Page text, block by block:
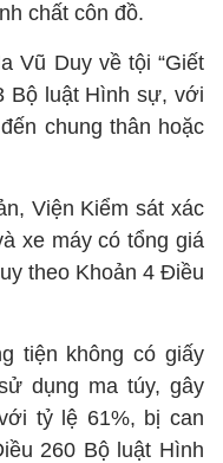
chất côn đồ.
Vũ Duy về tội “Giết
Bộ luật Hình sự, với
chung thân hoặc
Viện Kiểm sát xác
xe máy có tổng giá
theo Khoản 4 Điều
tiện không có giấy
dụng ma túy, gây
tỷ lệ 61%, bị can
260 Bộ luật Hình